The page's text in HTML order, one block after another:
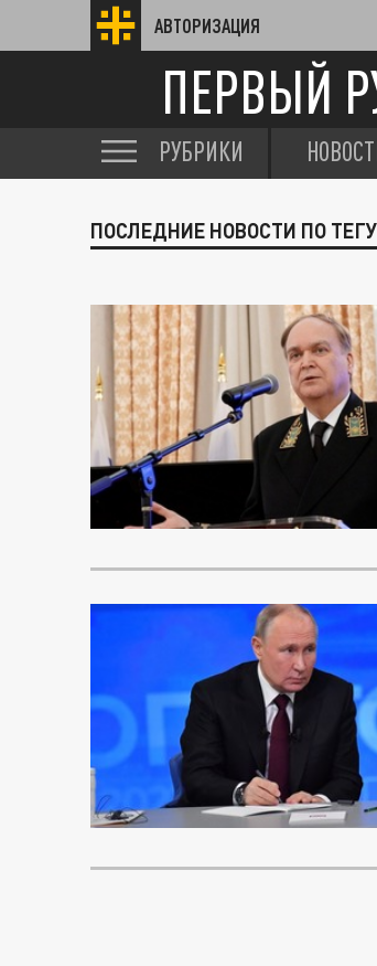
АВТОРИЗАЦИЯ
ПЕРВЫЙ
РУБРИКИ
ПОСЛЕДНИЕ НОВОСТИ ПО